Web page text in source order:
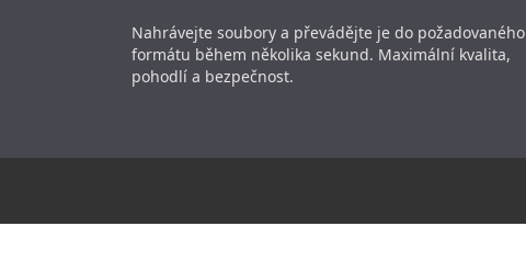
Nahrávejte soubory a převádějte je do požadovaného
formátu během několika sekund. Maximální kvalita,
pohodlí a bezpečnost.